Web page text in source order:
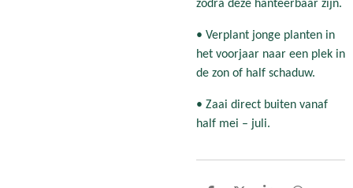
zodra deze hanteerbaar zijn.
• Verplant jonge planten in
het voorjaar naar een plek in
de zon of half schaduw.
• Zaai direct buiten vanaf
half mei – juli.